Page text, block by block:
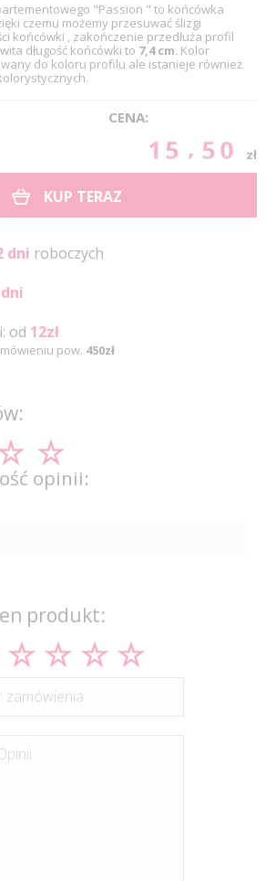
"Passion " to końcówka
czemu możemy przesuwać ślizgi
końcówki , zakończenie przedłuża profil
długość końcówki to 7,4 cm. Kolor
do koloru profilu ale istanieje również
CENA:
15.50 zł
KUP TERAZ
dni roboczych
od 12zł
pow. 450zł
opinii:
produkt: